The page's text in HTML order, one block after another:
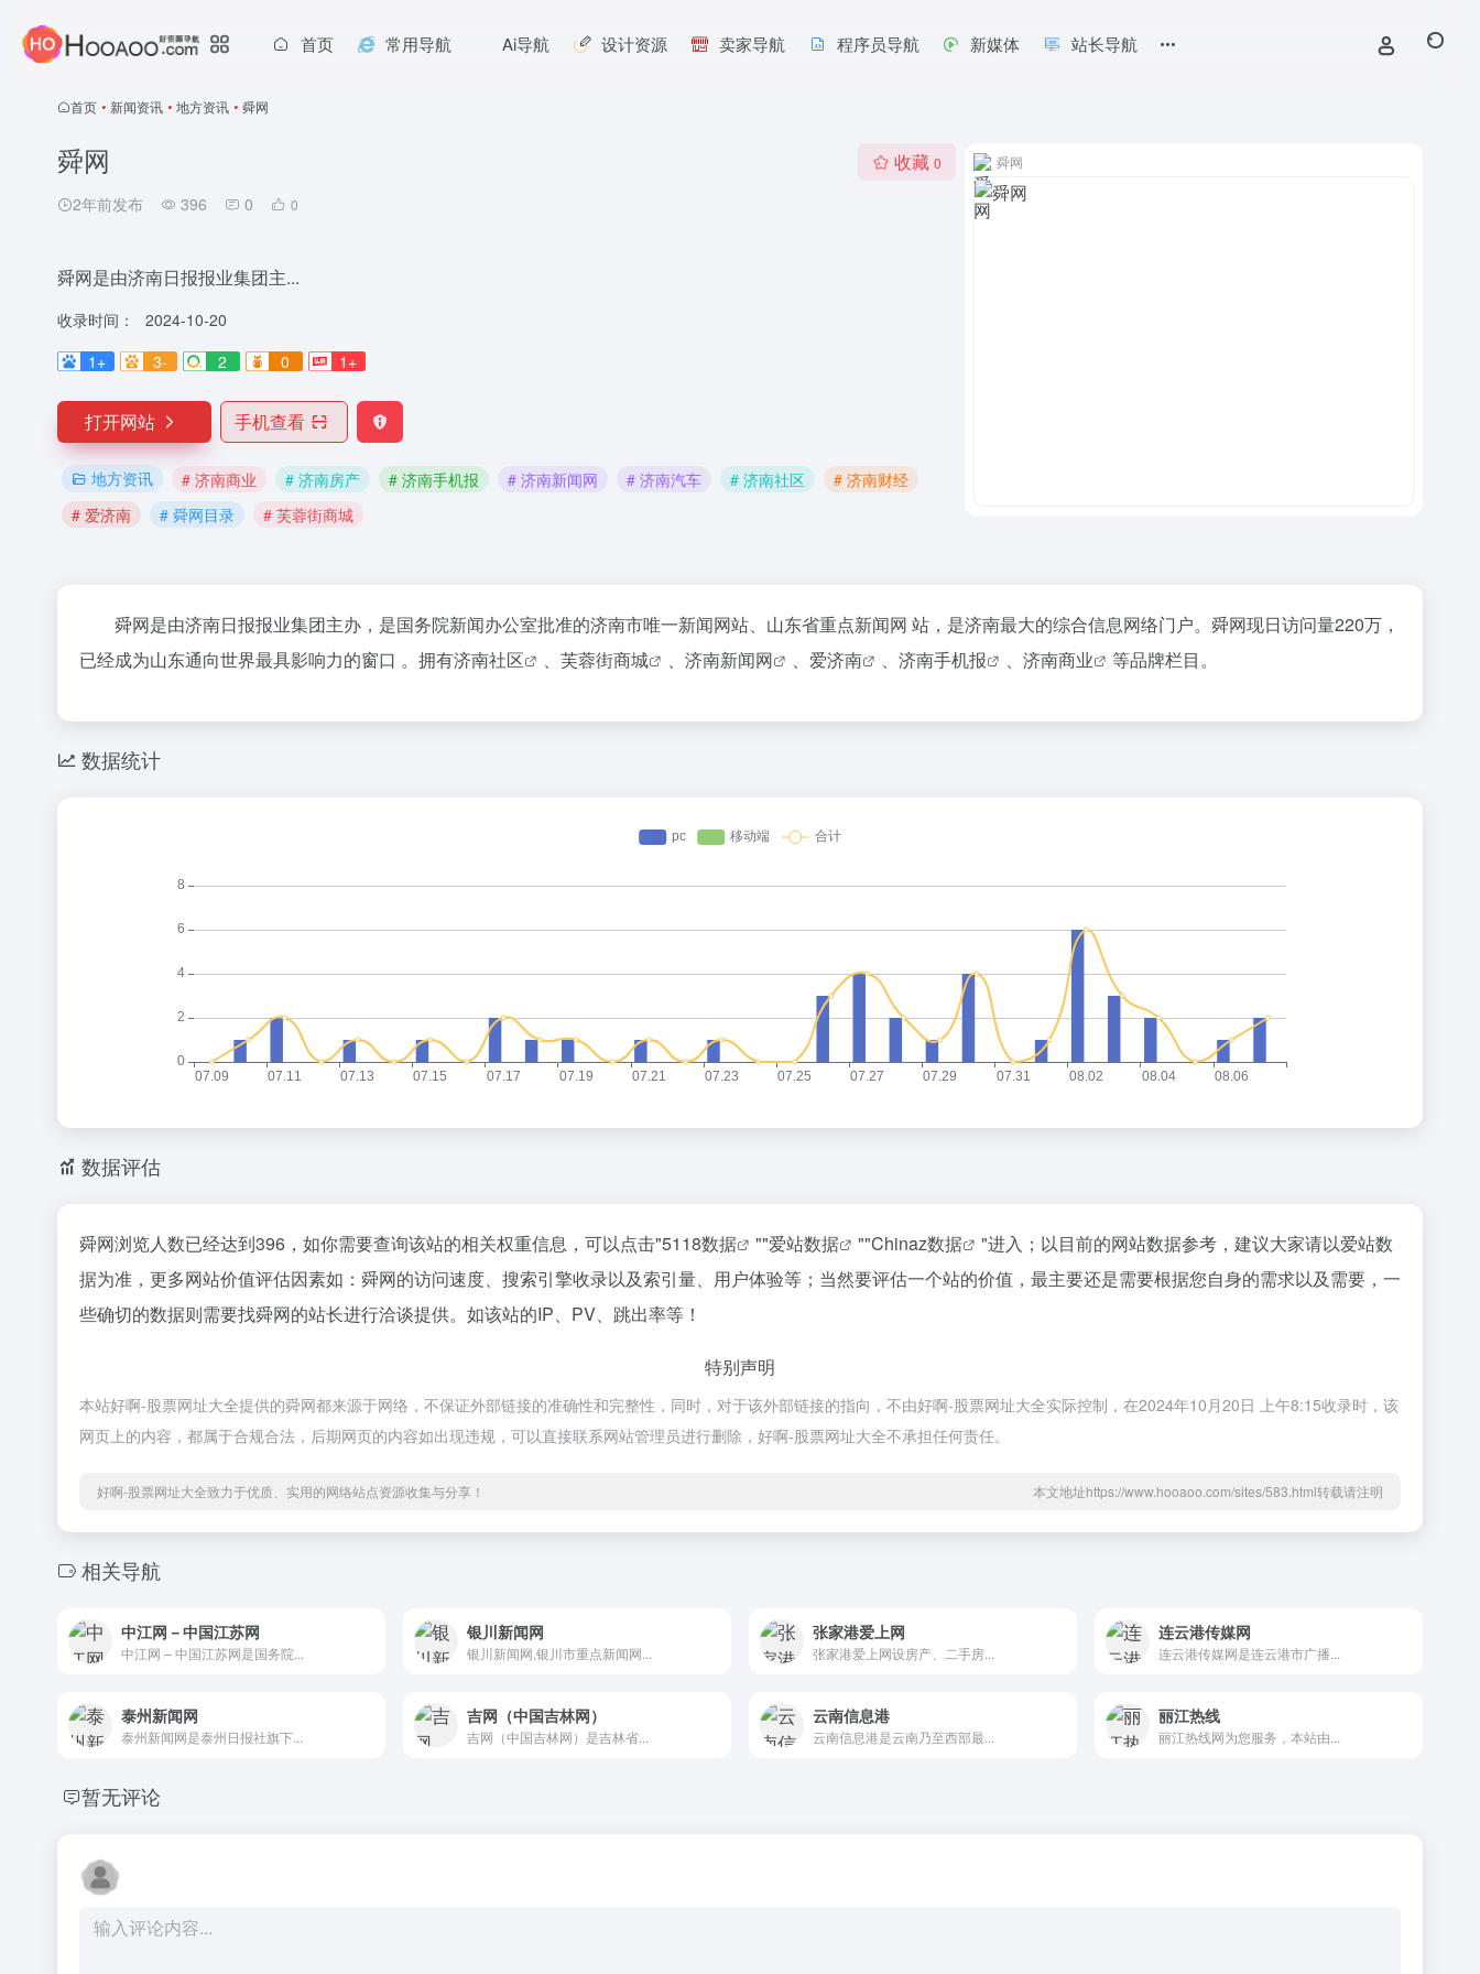
首页 常用导航 Ai导航 设计资源 卖家导航 程序员导航 新媒体 站长导航
首页 • 新闻资讯 • 地方资讯 • 舜网
舜网
2年前发布 396 0 0
收藏 0
舜网是由济南日报报业集团主...
收录时间：
2024-10-20
1+
3- 2 0 1+
打开网站 手机查看
地方资讯 # 济南商业 # 济南房产 # 济南手机报 # 济南新闻网 # 济南汽车 # 济南社区
# 济南财经
# 爱济南
# 舜网目录 # 芙蓉街商城
舜网
舜网是由济南日报报业集团主办，是国务院新闻办公室批准的济南市唯一新闻网站、山东省重点新闻网 站，是济南最大的综合信息网络门户。舜网现日访问量220万，
已经成为山东通向世界最具影响力的窗口 。拥有济南社区 、 芙蓉街商城 、 济南新闻网 、 爱济南 、 济南手机报 、 济南商业 等品牌栏目。
数据统计
数据评估
舜网浏览人数已经达到396，如你需要查询该站的相关权重信息，可以点击"5118数据 ""爱站数据 ""Chinaz数据
"进入；以目前的网站数据参考，建议大家请以爱站数
据为准，更多网站价值评估因素如：舜网的访问速度、搜索引擎收录以及索引量、用户体验等；当然要评估一个站的价值，最主要还是需要根据您自身的需求以及需要，一
些确切的数据则需要找舜网的站长进行洽谈提供。如该站的IP、PV、跳出率等！
特别声明
本站好啊-股票网址大全提供的舜网都来源于网络，不保证外部链接的准确性和完整性，同时，对于该外部链接的指向，不由好啊-股票网址大全实际控制，在2024年10月20日 上午8:15收录时，该
网页上的内容，都属于合规合法，后期网页的内容如出现违规，可以直接联系网站管理员进行删除，好啊-股票网址大全不承担任何责任。
好啊-股票网址大全致力于优质、实用的网络站点资源收集与分享！ 本文地址https://www.hooaoo.com/sites/583.html转载请注明
相关导航
中江网－中国江苏网
中江网 – 中国江苏网是国务院...
银川新闻网
银川新闻网,银川市重点新闻网...
张家港爱上网
张家港爱上网设房产、二手房...
连云港传媒网
连云港传媒网是连云港市广播...
泰州新闻网
泰州新闻网是泰州日报社旗下...
吉网（中国吉林网）
吉网（中国吉林网）是吉林省...
云南信息港
云南信息港是云南乃至西部最...
丽江热线
丽江热线网为您服务，本站由...
暂无评论